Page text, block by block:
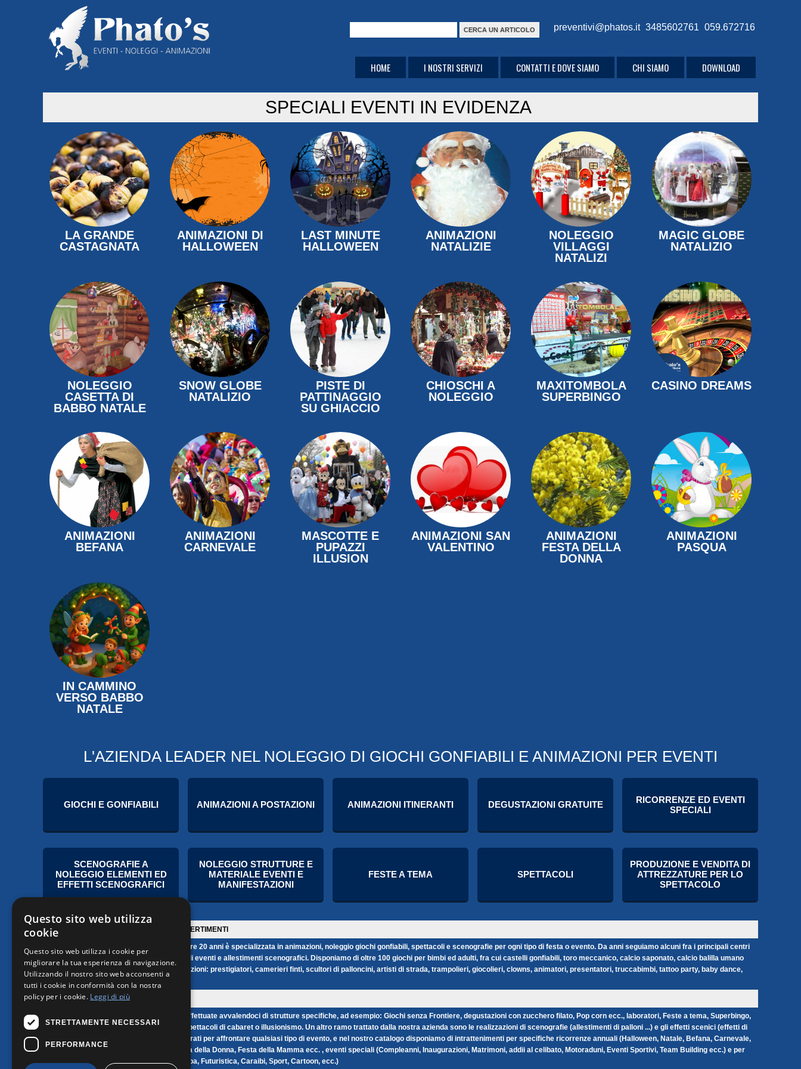
preventivi@phatos.it 3485602761 059.672716
HOME I NOSTRI SERVIZI CONTATTI E DOVE SIAMO CHI SIAMO DOWNLOAD
SPECIALI EVENTI IN EVIDENZA
LA GRANDE
CASTAGNATA
ANIMAZIONI DI
HALLOWEEN
LAST MINUTE
HALLOWEEN
ANIMAZIONI
NATALIZIE
NOLEGGIO
VILLAGGI
NATALIZI
MAGIC GLOBE
NATALIZIO
NOLEGGIO
CASETTA DI
BABBO NATALE
SNOW GLOBE
NATALIZIO
PISTE DI
PATTINAGGIO
SU GHIACCIO
CHIOSCHI A
NOLEGGIO
MAXITOMBOLA
SUPERBINGO
CASINO DREAMS
ANIMAZIONI
BEFANA
ANIMAZIONI
CARNEVALE
MASCOTTE E
PUPAZZI
ILLUSION
ANIMAZIONI SAN
VALENTINO
ANIMAZIONI
FESTA DELLA
DONNA
ANIMAZIONI
PASQUA
IN CAMMINO
VERSO BABBO
NATALE
L'AZIENDA LEADER NEL NOLEGGIO DI GIOCHI GONFIABILI E ANIMAZIONI PER EVENTI
GIOCHI E GONFIABILI ANIMAZIONI A POSTAZIONI ANIMAZIONI ITINERANTI DEGUSTAZIONI GRATUITE
RICORRENZE ED EVENTI
SPECIALI
SCENOGRAFIE A
NOLEGGIO ELEMENTI ED
EFFETTI SCENOGRAFICI
NOLEGGIO STRUTTURE E
MATERIALE EVENTI E
MANIFESTAZIONI
FESTE A TEMA SPETTACOLI
PRODUZIONE E VENDITA DI
ATTREZZATURE PER LO
SPETTACOLO
BENVENUTI NEL NOSTRO MONDO DI DIVERTIMENTI
Phato's Productions è un'azienda che da oltre 20 anni è specializzata in animazioni, noleggio giochi gonfiabili, spettacoli e scenografie per ogni tipo di festa o evento. Da anni seguiamo alcuni fra i principali centri
commerciali d'Italia nell'organizzazione degli eventi e allestimenti scenografici. Disponiamo di oltre 100 giochi per bimbi ed adulti, fra cui castelli gonfiabili, toro meccanico, calcio saponato, calcio balilla umano
ecc. Numerose sono inoltre le nostre animazioni: prestigiatori, camerieri finti, scultori di palloncini, artisti di strada, trampolieri, giocolieri, clowns, animatori, presentatori, truccabimbi, tattoo party, baby dance,
caricaturisti, cartomanti ecc.
SCEGLI TRA LE NOSTRE PROPOSTE
Animazioni più articolate possono essere effettuate avvalendoci di strutture specifiche, ad esempio: Giochi senza Frontiere, degustazioni con zucchero filato, Pop corn ecc., laboratori, Feste a tema, Superbingo,
Casinò costumi pazzi ecc. oppure ancora spettacoli di cabaret o illusionismo. Un altro ramo trattato dalla nostra azienda sono le realizzazioni di scenografie (allestimenti di palloni ...) e gli effetti scenici (effetti di
carta, giochi pirotecnici ecc.). Siamo strutturati per affrontare qualsiasi tipo di evento, e nel nostro catalogo disponiamo di intrattenimenti per specifiche ricorrenze annuali (Halloween, Natale, Befana, Carnevale,
San Valentino, Festa del Papà Pasqua, Festa della Donna, Festa della Mamma ecc. , eventi speciali (Compleanni, Inaugurazioni, Matrimoni, addii al celibato, Motoraduni, Eventi Sportivi, Team Building ecc.) e per
divertentissime feste a tema (Western, Araba, Futuristica, Caraibi, Sport, Cartoon, ecc.)
Questo sito web utilizza
cookie
Questo sito web utilizza i cookie per
migliorare la tua esperienza di navigazione.
Utilizzando il nostro sito web acconsenti a
tutti i cookie in conformità con la nostra
policy per i cookie. Leggi di più
STRETTAMENTE NECESSARI
PERFORMANCE